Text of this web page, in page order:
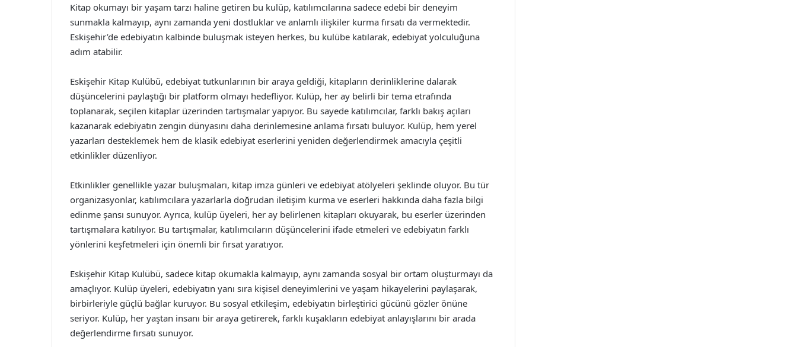
Kitap okumayı bir yaşam tarzı haline getiren bu kulüp, katılımcılarına sadece edebi bir deneyim
sunmakla kalmayıp, aynı zamanda yeni dostluklar ve anlamlı ilişkiler kurma fırsatı da vermektedir.
Eskişehir’de edebiyatın kalbinde buluşmak isteyen herkes, bu kulübe katılarak, edebiyat yolculuğuna
adım atabilir.
Eskişehir Kitap Kulübü, edebiyat tutkunlarının bir araya geldiği, kitapların derinliklerine dalarak
düşüncelerini paylaştığı bir platform olmayı hedefliyor. Kulüp, her ay belirli bir tema etrafında
toplanarak, seçilen kitaplar üzerinden tartışmalar yapıyor. Bu sayede katılımcılar, farklı bakış açıları
kazanarak edebiyatın zengin dünyasını daha derinlemesine anlama fırsatı buluyor. Kulüp, hem yerel
yazarları desteklemek hem de klasik edebiyat eserlerini yeniden değerlendirmek amacıyla çeşitli
etkinlikler düzenliyor.
Etkinlikler genellikle yazar buluşmaları, kitap imza günleri ve edebiyat atölyeleri şeklinde oluyor. Bu tür
organizasyonlar, katılımcılara yazarlarla doğrudan iletişim kurma ve eserleri hakkında daha fazla bilgi
edinme şansı sunuyor. Ayrıca, kulüp üyeleri, her ay belirlenen kitapları okuyarak, bu eserler üzerinden
tartışmalara katılıyor. Bu tartışmalar, katılımcıların düşüncelerini ifade etmeleri ve edebiyatın farklı
yönlerini keşfetmeleri için önemli bir fırsat yaratıyor.
Eskişehir Kitap Kulübü, sadece kitap okumakla kalmayıp, aynı zamanda sosyal bir ortam oluşturmayı da
amaçlıyor. Kulüp üyeleri, edebiyatın yanı sıra kişisel deneyimlerini ve yaşam hikayelerini paylaşarak,
birbirleriyle güçlü bağlar kuruyor. Bu sosyal etkileşim, edebiyatın birleştirici gücünü gözler önüne
seriyor. Kulüp, her yaştan insanı bir araya getirerek, farklı kuşakların edebiyat anlayışlarını bir arada
değerlendirme fırsatı sunuyor.